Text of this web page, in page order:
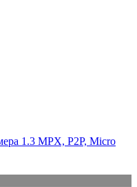
1.3 MPX, P2P, Micro